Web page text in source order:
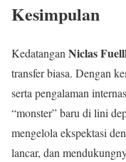
Kesimpulan
Kedatangan Niclas
transfer biasa. Dengan
serta pengalaman
“monster” baru di lini
mengelola ekspektasi
lancar, dan